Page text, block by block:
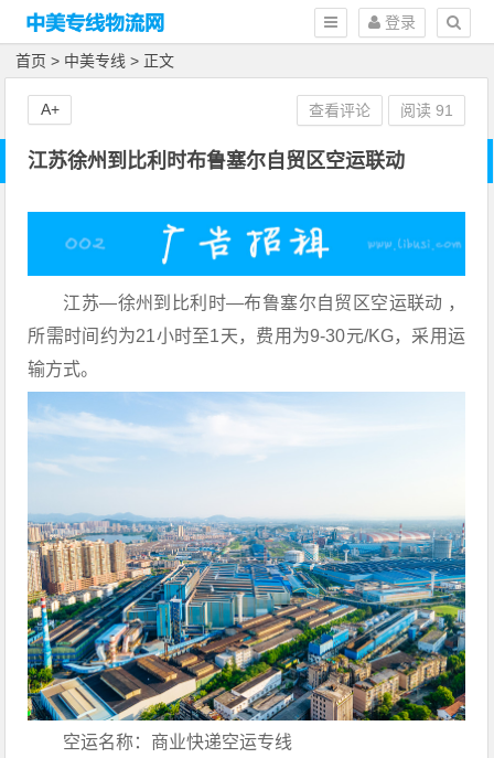
登录
首页 > 中美专线 > 正文
江苏徐州到比利时布鲁塞尔自贸区空运联动
江苏—徐州到比利时—布鲁塞尔自贸区空运联动 ，
所需时间约为21小时至1天，费用为9-30元/KG，采用运
输方式。
空运名称：商业快递空运专线
查看评论 阅读91
A+